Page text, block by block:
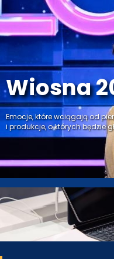
Wiosna
Emocje, które wciągają od
i produkcje, o których będzie